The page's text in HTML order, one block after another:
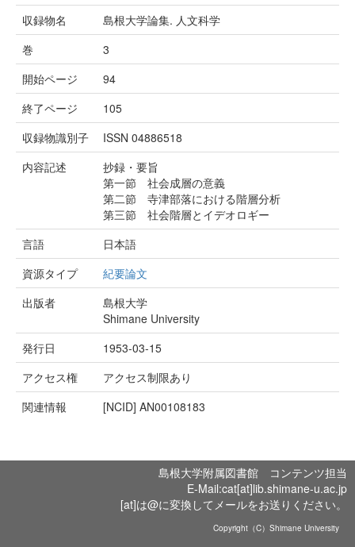
収録物名
島根大学論集. 人文科学
巻
3
開始ページ
94
終了ページ
105
収録物識別子
ISSN 04886518
内容記述
抄録・要旨
第一節 社会成層の意義
第二節 寺津部落における階層分析
第三節 社会階層とイデオロギー
言語
日本語
資源タイプ
紀要論文
出版者
島根大学
Shimane University
発行日
1953-03-15
アクセス権
アクセス制限あり
関連情報
[NCID] AN00108183
島根大学附属図書館 コンテンツ担当
E-Mail:cat[at]lib.shimane-u.ac.jp
[at]は@に変換してメールをお送りください。
Copyright（C）Shimane University